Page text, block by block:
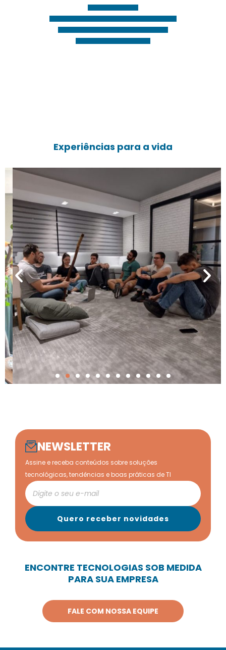
Lucas Rigobelo
DBA
Trabalhar na Redix é top! É satisfatório
trabalhar com tecnologias de ponta,
lideranças exigentes e extremamente
engajadas, colegas de trabalho se ajudam
mutuamente, oportunidade de aprendizado e
crescimento, clima excelente!
Experiências para a vida
NEWSLETTER
Assine e receba conteúdos sobre soluções
tecnológicas, tendências e boas práticas de TI
ENCONTRE TECNOLOGIAS SOB MEDIDA
PARA SUA EMPRESA
FALE COM NOSSA EQUIPE